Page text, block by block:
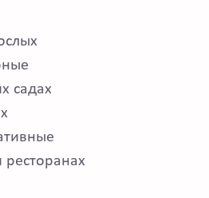
садах
ресторанах